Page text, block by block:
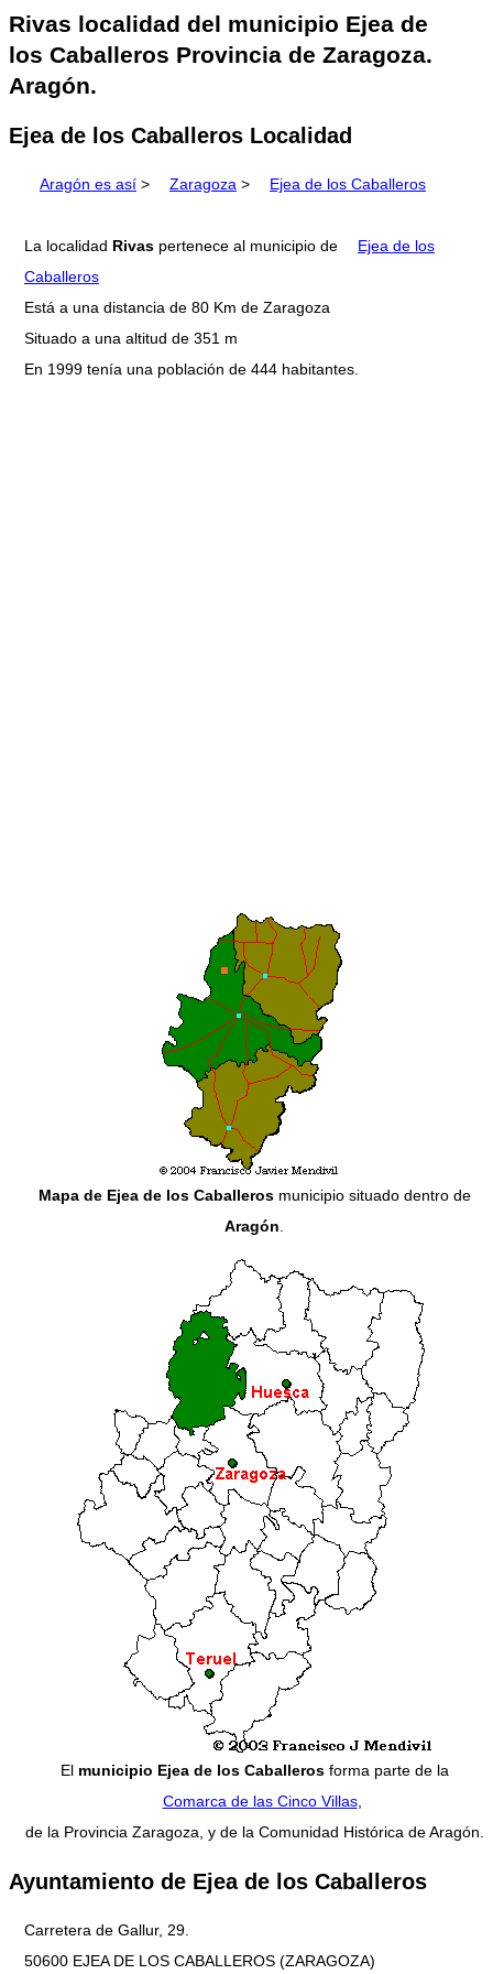
Rivas localidad del municipio Ejea de
los Caballeros Provincia de Zaragoza.
Aragón.
Ejea de los Caballeros Localidad
Aragón es así > Zaragoza > Ejea de los Caballeros
La localidad Rivas pertenece al municipio de
Ejea de los
Caballeros
Está a una distancia de 80 Km de Zaragoza
Situado a una altitud de 351 m
En 1999 tenía una población de 444 habitantes.
Mapa de Ejea de los Caballerosmunicipio situado dentro de
Aragón
El municipio Ejea de los Caballerosforma parte de la
Comarca de las Cinco Villas,
de la Provincia Zaragoza, y de la Comunidad Histórica de Aragón.
Ayuntamiento de Ejea de los Caballeros
Carretera de Gallur, 29.
50600 EJEA DE LOS CABALLEROS (ZARAGOZA)